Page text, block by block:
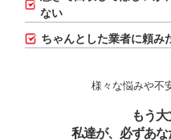
ない
ちゃんとした業者に頼み
様々な悩みや不
もう大
私達が、必ずあな